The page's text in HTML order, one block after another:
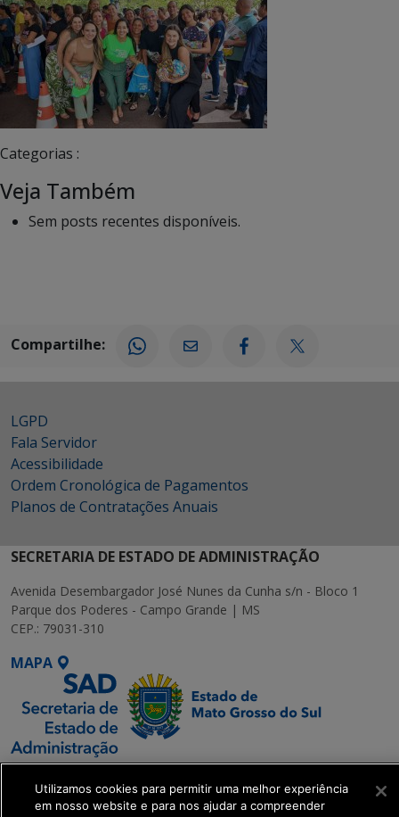
Categorias :
Veja Também
Sem posts recentes disponíveis.
Compartilhe:
LGPD
Fala Servidor
Acessibilidade
Ordem Cronológica de Pagamentos
Planos de Contratações Anuais
SECRETARIA DE ESTADO DE ADMINISTRAÇÃO
Avenida Desembargador José Nunes da Cunha s/n - Bloco 1
Parque dos Poderes - Campo Grande | MS
CEP.: 79031-310
MAPA
SETDIG | Secretaria-
Executiva de
Utilizamos cookies para permitir uma melhor experiência
em nosso website e para nos ajudar a compreender